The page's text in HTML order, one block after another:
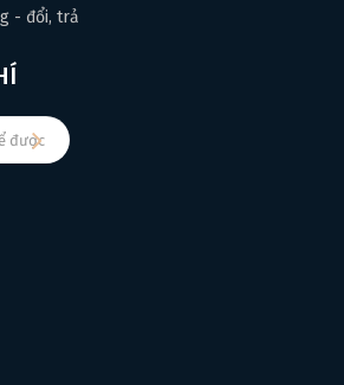
- đổi, trả